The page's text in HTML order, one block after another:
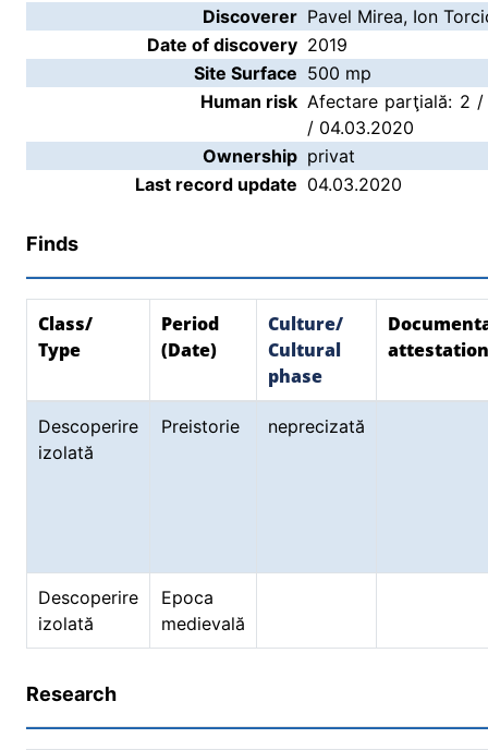
Discoverer Pavel Mirea, Ion
Date of discovery 2019
Site Surface 500 mp
Human risk Afectare parţială: 2
/ 04.03.2020
Ownership privat
Last record update 04.03.2020
Finds
Class/
Type
Period
(Date)
Culture/
Cultural
phase
attestation
Descoperire
izolată
Preistorie neprecizată
Descoperire
izolată
Epoca
medievală
Research